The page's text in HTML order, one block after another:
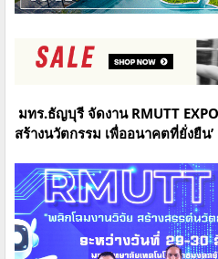
มทร.ธัญบุรี จัดงาน RMUTT
สร้างนวัตกรรม เพื่ออนาคตที่ยั่งยืน’